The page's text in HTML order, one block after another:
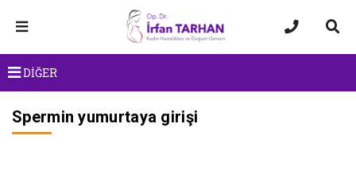
DİĞER
Spermin yumurtaya girişi